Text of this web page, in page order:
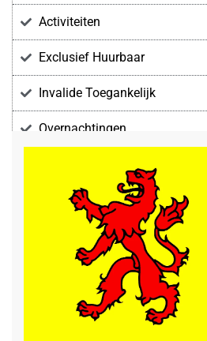
Activiteiten
Exclusief Huurbaar
Invalide Toegankelijk
Overnachtingen